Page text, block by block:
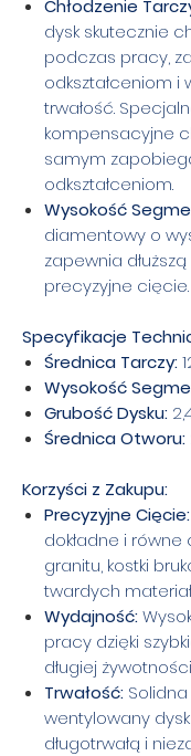
Chłodzenie
dysk skutecznie
podczas pracy,
odkształceniom i
trwałość.
kompensacyjne
samym
odkształceniom.
Wysokość
diamentowy o
zapewnia
precyzyjne cięcie.
Specyfikacje
Średnica Tarczy:
Wysokość
Grubość Dysku:
Średnica Otworu:
Korzyści z Zakupu:
Precyzyjne Cięcie:
dokładne i
granitu, kostki
twardych
Wydajność:
pracy dzięki
długiej
Trwałość:
wentylowany
długotrwałą i